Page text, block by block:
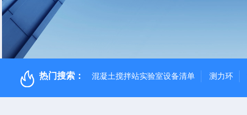
热门搜索： 混凝土搅拌站实验室设备清单 测力环